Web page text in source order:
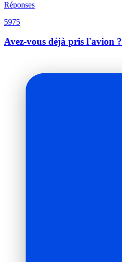
Réponses
5975
Avez-vous déjà pris l'avion ?